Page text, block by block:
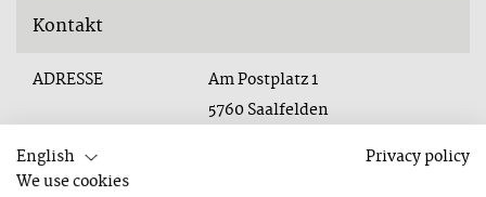
Kontakt
ADRESSE
Am Postplatz 1
5760 Saalfelden
TELEFON
English
Privacy policy
We use cookies